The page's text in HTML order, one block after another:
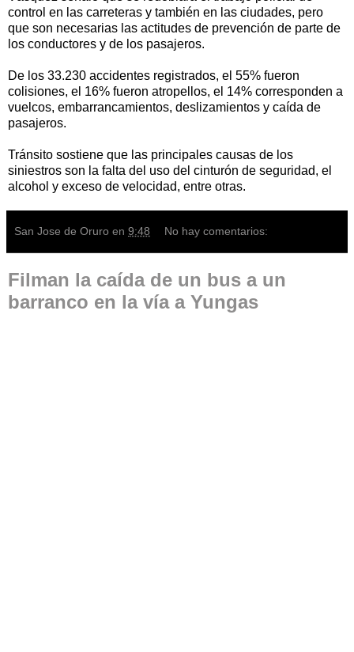
control en las carreteras y también en las ciudades, pero
que son necesarias las actitudes de prevención de parte de
los conductores y de los pasajeros.
De los 33.230 accidentes registrados, el 55% fueron
colisiones, el 16% fueron atropellos, el 14% corresponden a
vuelcos, embarrancamientos, deslizamientos y caída de
pasajeros.
Tránsito sostiene que las principales causas de los
siniestros son la falta del uso del cinturón de seguridad, el
alcohol y exceso de velocidad, entre otras.
San Jose de Oruro en 9:48 No hay comentarios:
Filman la caída de un bus a un
barranco en la vía a Yungas